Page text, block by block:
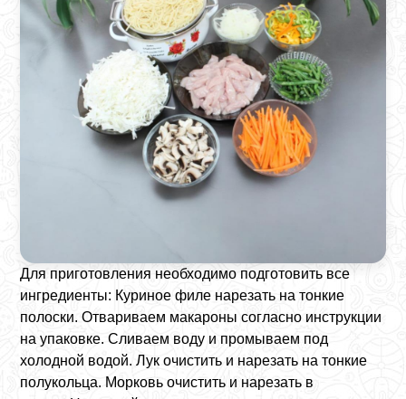
Для приготовления необходимо подготовить все
ингредиенты: Куриное филе нарезать на тонкие
полоски. Отвариваем макароны согласно инструкции
на упаковке. Сливаем воду и промываем под
холодной водой. Лук очистить и нарезать на тонкие
полукольца. Морковь очистить и нарезать в